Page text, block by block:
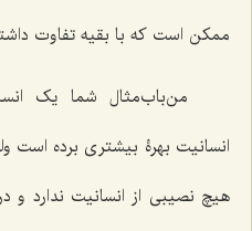
ممکن است که با بقیه تفاوت
من‌باب‌مثال شما یک
انسانیت بهرۀ بیشترى برده
هیچ نصیبى از انسانیت ندارد